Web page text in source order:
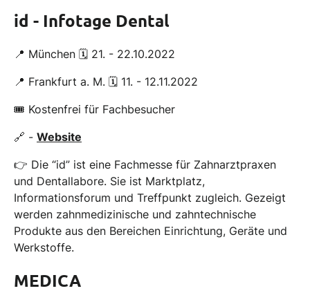
id - Infotage Dental
📍 München 🗓 21. - 22.10.2022
📍 Frankfurt a. M. 🗓 11. - 12.11.2022
🎟 Kostenfrei für Fachbesucher
🔗 - Website
👉 Die “id” ist eine Fachmesse für Zahnarztpraxen
und Dentallabore. Sie ist Marktplatz,
Informationsforum und Treffpunkt zugleich. Gezeigt
werden zahnmedizinische und zahntechnische
Produkte aus den Bereichen Einrichtung, Geräte und
Werkstoffe.
MEDICA